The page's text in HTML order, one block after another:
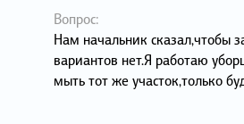
Вопрос:
Нам начальник сказал,чтобы
вариантов нет.Я работаю
мыть тот же участок,только